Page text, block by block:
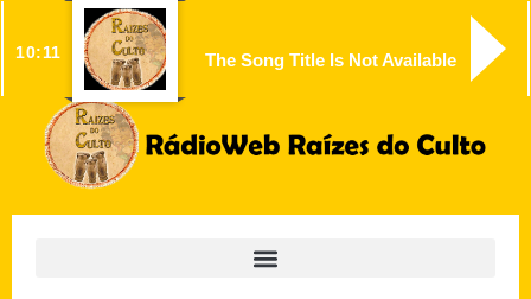
10:11 The Song Title Is Not Available